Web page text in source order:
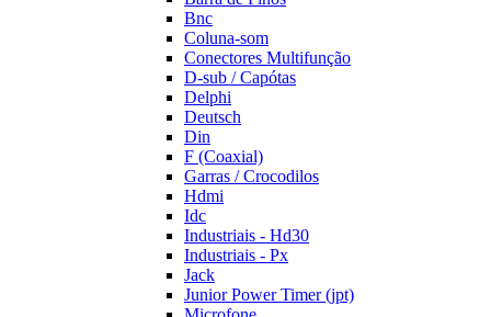
Bnc
Coluna-som
Conectores Multifunção
D-sub / Capótas
Delphi
Deutsch
Din
F (Coaxial)
Garras / Crocodilos
Hdmi
Idc
Industriais - Hd30
Industriais - Px
Jack
Junior Power Timer (jpt)